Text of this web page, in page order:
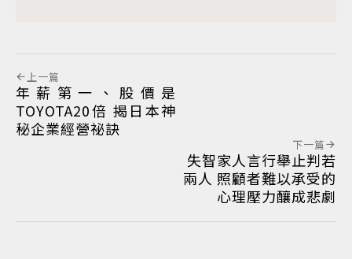
上一篇
年薪第一、股價是
TOYOTA20倍 揭日本神
秘企業經營祕訣
下一篇
失智家人言行舉止判若
兩人 照顧者難以承受的
心理壓力釀成悲劇